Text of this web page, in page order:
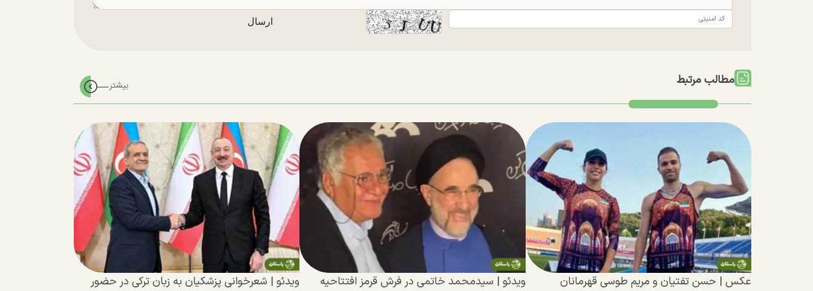
مطالب مرتبط
عکس | حسن تفتیان و مریم طوسی قهرمانان
ویدئو | سیدمحمد خاتمی در فرش قرمز افتتاحیه
ویدئو | شعرخوانی پزشکیان به زبان ترکی در حضور